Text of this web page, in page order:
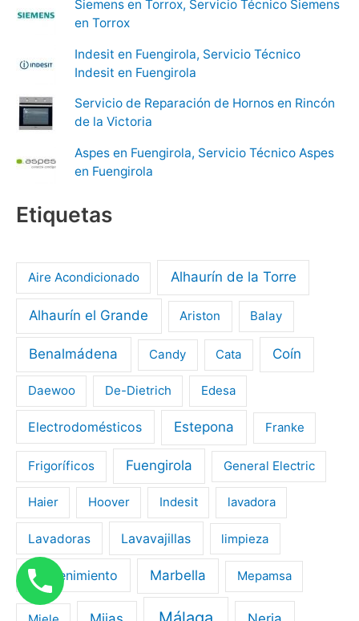
Siemens en Torrox, Servicio Técnico Siemens
en Torrox
Indesit en Fuengirola, Servicio Técnico
Indesit en Fuengirola
Servicio de Reparación de Hornos en Rincón
de la Victoria
Aspes en Fuengirola, Servicio Técnico Aspes
en Fuengirola
Etiquetas
Aire Acondicionado Alhaurín de la Torre
Alhaurín el Grande Ariston Balay
Benalmádena Candy Cata Coín
Daewoo De-Dietrich Edesa
Electrodomésticos Estepona Franke
Frigoríficos Fuengirola General Electric
Haier Hoover Indesit lavadora
Lavadoras Lavavajillas limpieza
mantenimiento Marbella Mepamsa